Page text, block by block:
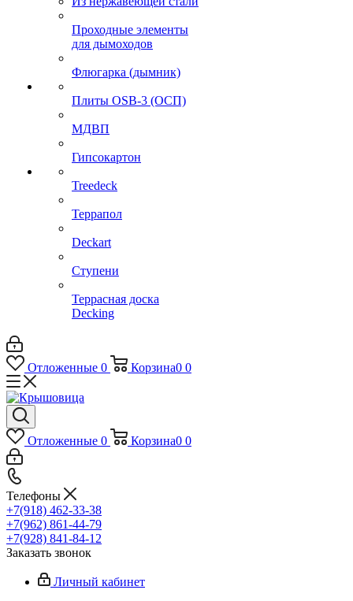
Проходные элементы
для дымоходов
Флюгарка (дымник)
Плиты OSB-3 (ОСП)
МДВП
Гипсокартон
Treedeck
Террапол
Deckart
Ступени
Террасная доска
Decking
Отложенные 0 Корзина0 0
Отложенные 0 Корзина0 0
Телефоны
+7(918) 462-33-38
+7(962) 861-44-79
+7(928) 841-84-12
Заказать звонок
Личный кабинет